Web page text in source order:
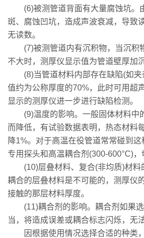
(6)被测管道背面有大量腐蚀坑。
斑、腐蚀凹坑，造成声波衰减，导致
无读数。
(7)被测管道内有沉积物，当沉积
不大时，测厚仪显示值为管道壁厚加
(8)当管道材料内部存在缺陷(如夹
值约为公称厚度的70%，此时可用超
显示的测厚仪进一步进行缺陷检测。
(9)温度的影响。一般固体材料中
而降低，有试验数据表明，热态材料
降1%。对于高温在役管道常常碰到
专用探头和高温耦合剂(300-600°C)，
(10)层叠材料、复合(非均质)材料
耦合的层叠材料是不可能的，测厚仪
接触的那层材料厚度。
(11)耦合剂的影响。耦合剂如果选
当，将造成误差或耦合标志闪烁，无
因根据使用情况选择合适的种类